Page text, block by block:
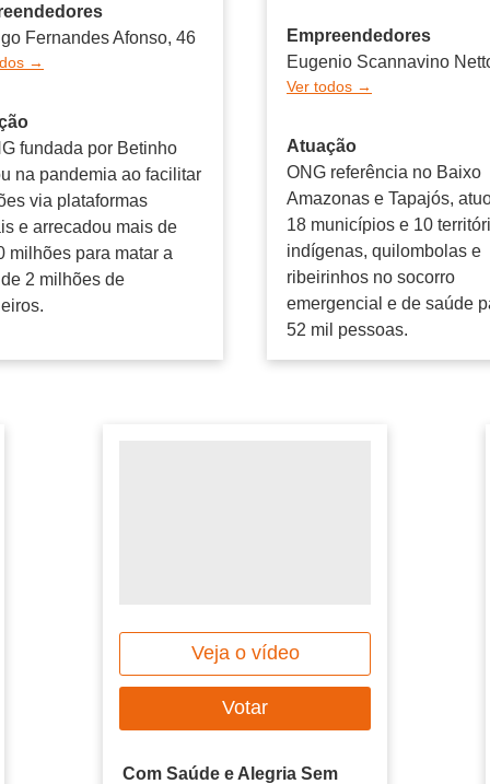
Fernandes Afonso, 46
fundada por Betinho
na pandemia ao facilitar
via plataformas
e arrecadou mais de
milhões para matar a
2 milhões de
→
Empreendedores
Eugenio Scannavino
Atuação
ONG referência no Baixo
Amazonas e Tapajós,
18 municípios e 10
indígenas, quilombolas e
ribeirinhos no socorro
emergencial e de saúde
52 mil pessoas.
Ver todos →
Com Saúde e Alegria Sem
Veja o vídeo
Votar